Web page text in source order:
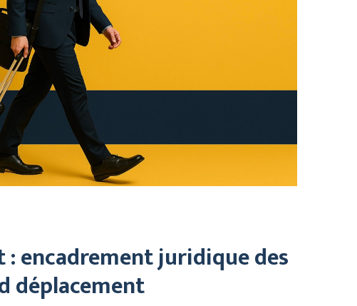
: encadrement juridique des
déplacement